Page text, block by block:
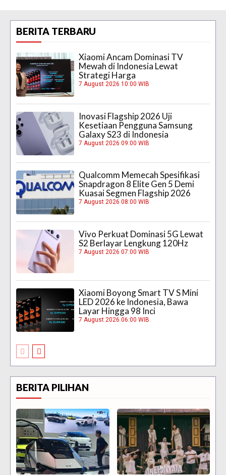
BERITA TERBARU
Xiaomi Ancam Dominasi TV
Mewah di Indonesia Lewat
Strategi Harga
7 August 2026 10:00 WIB
Inovasi Flagship 2026 Uji
Kesetiaan Pengguna Samsung
Galaxy S23 di Indonesia
7 August 2026 09:00 WIB
Qualcomm Memecah Spesifikasi
Snapdragon 8 Elite Gen 5 Demi
Kuasai Segmen Flagship 2026
7 August 2026 08:00 WIB
Vivo Perkuat Dominasi 5G Lewat
S2 Berlayar Lengkung 120Hz
7 August 2026 07:00 WIB
Xiaomi Boyong Smart TV S Mini
LED 2026 ke Indonesia, Bawa
Layar Hingga 98 Inci
7 August 2026 06:00 WIB
BERITA PILIHAN